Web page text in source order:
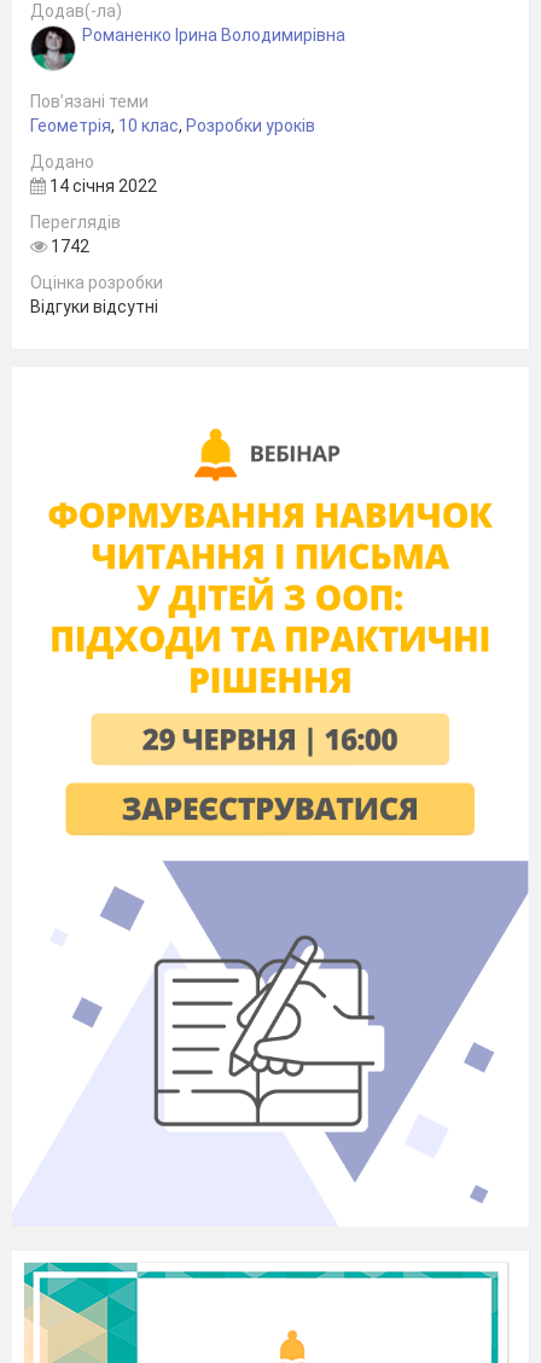
Перед учнями лежать картки різного
кольору. Їм необхідно обрати ту картку, колір
Червоний - радісний, захоплений
Синій
Зелений
Жовтий
вправу. Перед вами лежать картки
різного кольору. Ваша задача обрати
ту картку, колір якої відповідає зараз
вашому настрою…
ІІ. Мотивація навчальної діяльності
Антична мудрість стверджує «Знання – це
сила». На мою думку, знання – це одна із
сходинок до успіху в майбутньому. І сьогодні
ми будемо плідно працювати, щоб досягнути
мети. Отож метою нашого уроку є
навичок з теми «Відстані у просторі».
сьогодні на уроці ми будемо розв’язувати
задачі з геометрії прикладного характеру.
Ви стоїте на порозі закінчення школи.
Здавалось би, що після школи математика ніде
не пригодиться. Але в житті доводиться
використовувати математику ще більше ніж
Чим же ми будемо займатись на
сьогоднішньому уроці? Відповідь на це
розв'язавши кросворд
3
Додав(-ла)
Романенко Ірина Володимирівна
Пов’язані теми
Геометрія, 10 клас, Розробки уроків
Додано
14 січня 2022
Переглядів
1742
Оцінка розробки
Відгуки відсутні